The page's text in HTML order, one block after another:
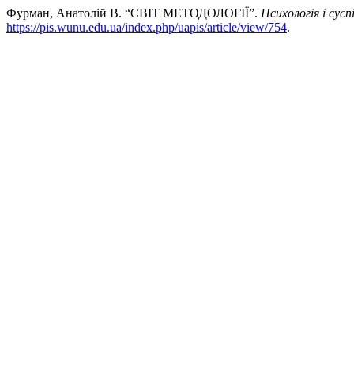
Фурман, Анатолій В. “СВІТ МЕТОДОЛОГІЇ”. Психологія і
https://pis.wunu.edu.ua/index.php/uapis/article/view/754.